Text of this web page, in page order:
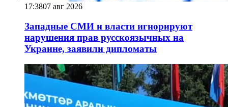
17:3807 авг 2026
Западные СМИ и власти игнорируют
нарушения прав русскоязычных на
Украине, заявили дипломаты